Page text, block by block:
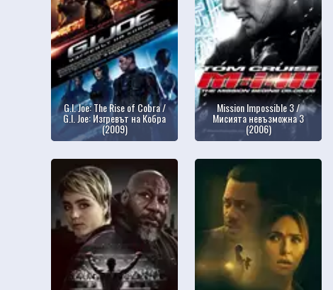
G.I. Joe: The Rise of Cobra /
G.I. Joe: Изгревът на Кобра
(2009)
Mission Impossible 3 /
Мисията невъзможна 3
(2006)